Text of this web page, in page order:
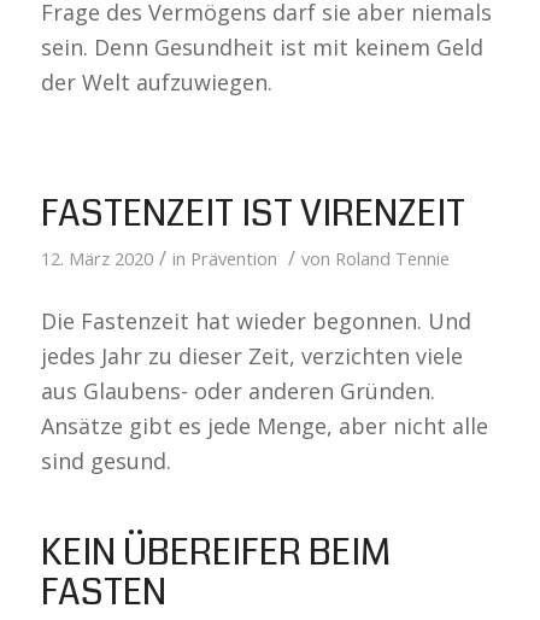
Frage des Vermögens darf sie aber niemals
sein. Denn Gesundheit ist mit keinem Geld
der Welt aufzuwiegen.
FASTENZEIT IST VIRENZEIT
12. März 2020 / in Prävention / von Roland Tennie
Die Fastenzeit hat wieder begonnen. Und
jedes Jahr zu dieser Zeit, verzichten viele
aus Glaubens- oder anderen Gründen.
Ansätze gibt es jede Menge, aber nicht alle
sind gesund.
KEIN ÜBEREIFER BEIM
FASTEN